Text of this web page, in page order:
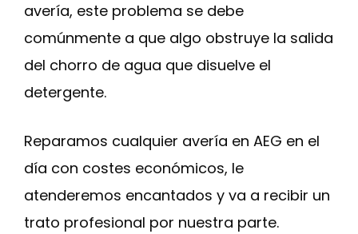
avería, este problema se debe
comúnmente a que algo obstruye la salida
del chorro de agua que disuelve el
detergente.
Reparamos cualquier avería en AEG en el
día con costes económicos, le
atenderemos encantados y va a recibir un
trato profesional por nuestra parte.